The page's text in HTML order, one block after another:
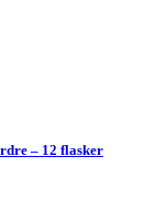
– 12 flasker